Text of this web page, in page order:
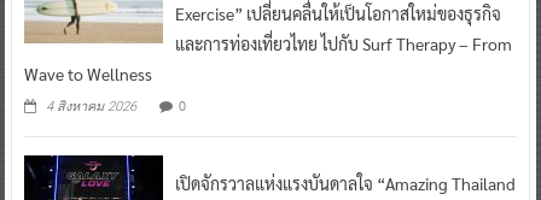
Exercise” เปลี่ยนคลื่นให้เป็นโอกาสใหม่ของธุรกิจ
และการท่องเที่ยวไทย ไปกับ Surf Therapy – From
Wave to Wellness
4 สิงหาคม 2026 0
เปิดจักรวาลแห่งแรงบันดาลใจ “Amazing Thailand